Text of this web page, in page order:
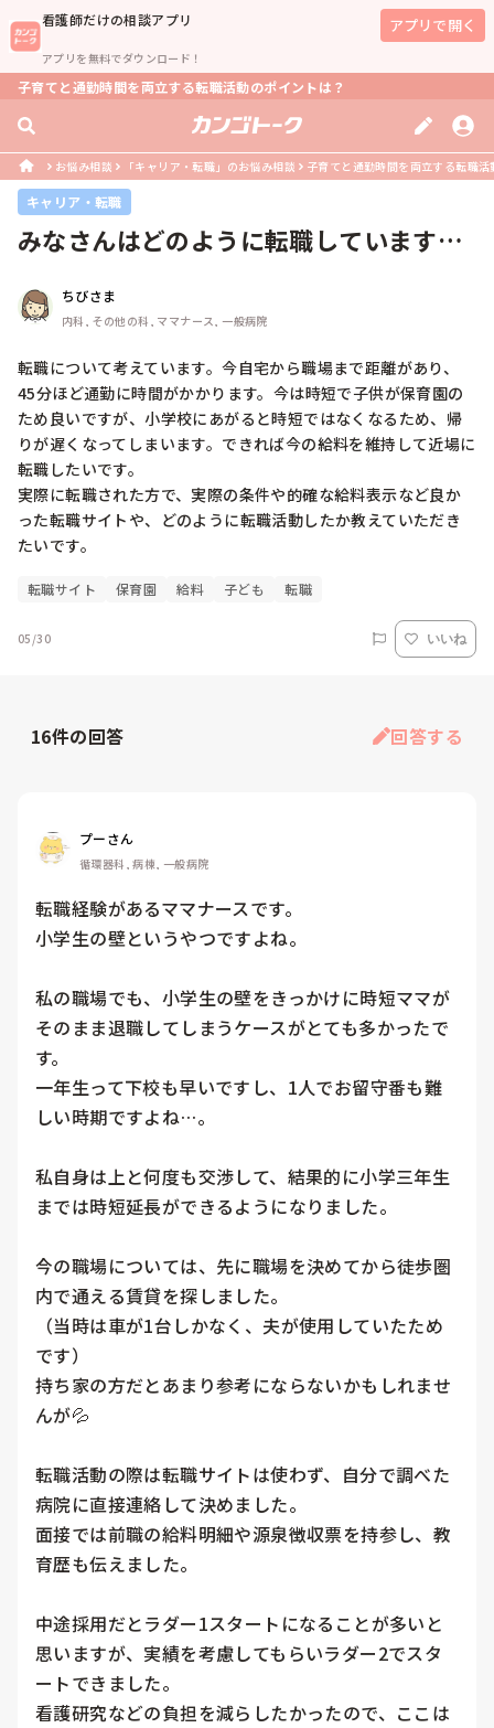
看護師だけの相談アプリ
アプリを無料でダウンロード！
アプリで開く
子育てと通勤時間を両立する転職活動のポイントは？
お悩み相談 「キャリア・転職」のお悩み相談 子育てと通勤時間を両立する転職
キャリア・転職
みなさんはどのように転職しています
ちびさま
内科, その他の科, ママナース, 一般病院
転職について考えています。今自宅から職場まで距離があり、
45分ほど通勤に時間がかかります。今は時短で子供が保育園の
ため良いですが、小学校にあがると時短ではなくなるため、帰
りが遅くなってしまいます。できれば今の給料を維持して近場に
転職したいです。
実際に転職された方で、実際の条件や的確な給料表示など良か
った転職サイトや、どのように転職活動したか教えていただき
たいです。
転職サイト 保育園 給料 子ども 転職
05/30 いいね
16件の回答 回答する
プーさん
循環器科, 病棟, 一般病院
転職経験があるママナースです。
小学生の壁というやつですよね。
私の職場でも、小学生の壁をきっかけに時短ママが
そのまま退職してしまうケースがとても多かったで
す。
一年生って下校も早いですし、1人でお留守番も難
しい時期ですよね…。
私自身は上と何度も交渉して、結果的に小学三年生
までは時短延長ができるようになりました。
今の職場については、先に職場を決めてから徒歩圏
内で通える賃貸を探しました。
（当時は車が1台しかなく、夫が使用していたため
です）
持ち家の方だとあまり参考にならないかもしれませ
んが💦
転職活動の際は転職サイトは使わず、自分で調べた
病院に直接連絡して決めました。
面接では前職の給料明細や源泉徴収票を持参し、教
育歴も伝えました。
中途採用だとラダー1スタートになることが多いと
思いますが、実績を考慮してもらいラダー2でスタ
ートできました。
看護研究などの負担を減らしたかったので、ここは